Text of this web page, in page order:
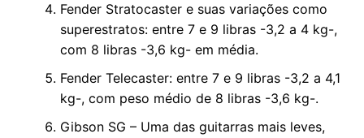
Fender Stratocaster e suas variações como
superestratos: entre 7 e 9 libras -3,2 a 4 kg-,
com 8 libras -3,6 kg- em média.
Fender Telecaster: entre 7 e 9 libras -3,2 a 4,1
kg-, com peso médio de 8 libras -3,6 kg-.
Gibson SG – Uma das guitarras mais leves,